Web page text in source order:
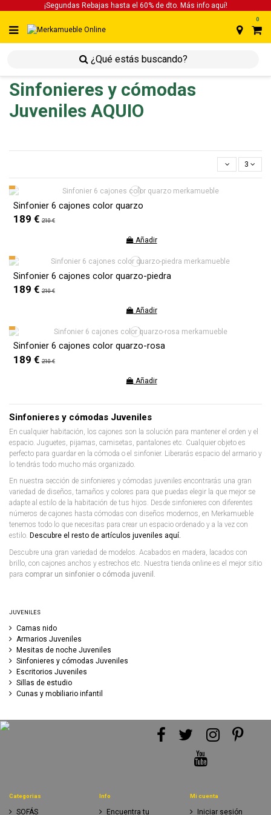
¡Segundas Rebajas hasta el 60% de dto. Más info aquí!
0
juveniles sinfonieres y cómodas juveniles
Sinfonieres y cómodas
Juveniles AQUIO
3
Sinfonier 6 cajones color quarzo
189 € 210 €
Añadir
Sinfonier 6 cajones color quarzo-piedra
189 € 210 €
Añadir
Sinfonier 6 cajones color quarzo-rosa
189 € 210 €
Añadir
Sinfonieres y cómodas Juveniles
En cualquier habitación, los cajones son la solución para mantener el orden y el
espacio. Juguetes, pijamas, camisetas, pantalones etc. Cualquier objeto es
perfecto para guardar en la cómoda o el sinfonier. Liberarás espacio del armario y
lo tendrás todo mucho más organizado.
En nuestra sección de sinfonieres y cómodas juveniles encontrarás una gran
variedad de diseños, tamaños y colores para que puedas elegir la que mejor se
adapte al estilo de la habitación de tus hijos. Desde sinfonieres con diferentes
números de cajones hasta cómodas con diseños modernos, en Merkamueble
tenemos todo lo que necesitas para crear un espacio ordenado y a la vez con
estilo. Descubre el resto de artículos juveniles aquí.
Descubre una gran variedad de modelos. Acabados en madera, lacados con
brillo, con cajones anchos y estrechos etc. Nuestra tienda online es el mejor sitio
para comprar un sinfonier o cómoda juvenil.
JUVENILES
Camas nido
Armarios Juveniles
Mesitas de noche Juveniles
Sinfonieres y cómodas Juveniles
Escritorios Juveniles
Sillas de estudio
Cunas y mobiliario infantil
Categorias
SOFÁS
Info
Encuentra tu
Mi cuenta
Iniciar sesión